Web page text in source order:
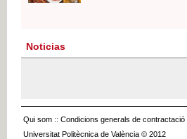
Noticias
Qui som :: Condicions generals de contractació
Universitat Politècnica de València © 2012